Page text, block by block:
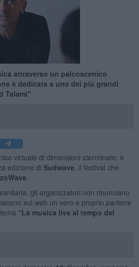
attraverso un palcoscenico
è dedicata a uno dei più grandi
Talami"
virtuale di dimensioni sterminate: è
edizione di Sudwave , il festival che
gli organizzatori non rinunciano
sul web un vero e proprio parterre
“La musica live al tempo del